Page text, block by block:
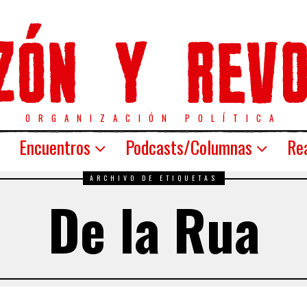
ORGANIZACIÓN POLÍTICA
Encuentros Podcasts/Columnas
ARCHIVO DE ETIQUETAS
De la Rua